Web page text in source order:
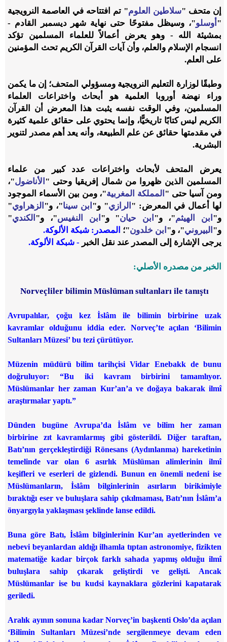
إن متحف "سلاطين العلوم" تم افتتاحه في العاصمة النرويجية
" أوسلو"، وسيظل مفتوحًا حتى نهاية شهر ديسمبر القادم -
بمشيئة الله - وهو يعرض أعمالاً للعلماء المسلمين تؤكد
انسجام الإسلام والعلم، وأن آيات القرآن الكريم تحث المؤمنين
على العلم.
وطبقًا لوزارة التعليم النرويجية ومسؤولي المتحف؛ إن ما يكمن
وراء نهضة أوروبا العلمية هو أبحاث واختراعات العلماء
المسلمين، وفي الوقت نفسه يثبت هذا المعرض أن القرآن
الكريم ليس كتابًا تاريخيًّا، وإنما يحتوي على حقائق علمية كثيرة
في مقدمتها حقائق عن علم الطبيعة، وأنه يعد أهم مصدر لتنوير
البشرية.
يعرض المتحف لأبحاث واختراعات عدد كبير من علماء
المسلمين الذين ظهروا من شمال إفريقيا وحتى " الأناضول"،
ومن آسيا حتى " المملكة المغربية"، ومن بين الأسماء الموجود
لها أعمال في المعرض: " الرازي" و" ابن سينا"، و" الزهراوي"
و" ابن الهيثم"، و" ابن حيان" و" ابن النفيس"، و" الكندي"
و" البيروني"، و" ابن خلدون"؛ المصدر: شبكة الألوكة.
يرجى الإشارة إلى المصدر عند نقل الخبر - شبكة الألوكة.
الخبر من مصدره الأصلي:
Norveçliler bilimin Müslüman sultanları ile tanıştı
Avrupalılar, çoğu kez İslâm ile bilimin birbirine uzak
kavramlar olduğunu iddia eder. Norveç’te açılan ‘Bilimin
Sultanları Müzesi’ bu tezi çürütüyor.
Müzenin müdürü bilim tarihçisi Vidar Enebakk de bunu
doğruluyor: “Bu iki kavram birbirini tamamlıyor.
Müslümanlar her zaman Kur’an’a ve doğaya bakarak ilmî
araştırmalar yaptı.”
Dünden bugüne Avrupa’da İslâm ve bilim her zaman
birbirine zıt kavramlarmış gibi gösterildi. Diğer taraftan,
Batı’nın gerçekleştirdiği Rönesans (Aydınlanma) hareketinin
temelinde var olan 6 asırlık Müslüman alimlerinin ilmî
keşifleri ve eserleri de gizlendi. Bunun en önemli nedeni ise
Müslümanların, İslâm bilginlerinin asırların birikimiyle
bıraktığı eser ve buluşlara sahip çıkılmaması, Batı’nın İslâm’a
önyargıyla yaklaşması şeklinde lanse edildi.
Buna göre Batı, İslâm bilginlerinin Kur’an ayetlerinden ve
nebevi beyanlardan aldığı ilhamla tıptan astronomiye, fizikten
matematiğe kadar birçok farklı sahada yapmış olduğu ilmî
buluşlara sahip çıkarak geliştirdi ve gelişti. Ancak
Müslümanlar ise bu kudsi kaynaklara gözlerini kapatarak
geriledi.
Aralık ayının sonuna kadar Norveç’in başkenti Oslo’da açılan
‘Bilimin Sultanları Müzesi’nde sergilenmeye devam eden